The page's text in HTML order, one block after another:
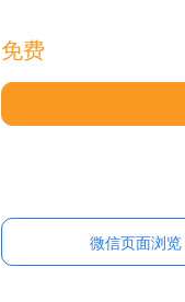
免费
微信页面浏览